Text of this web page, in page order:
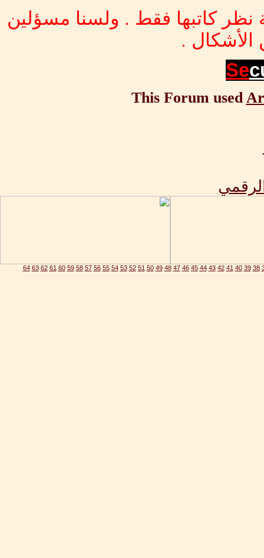
نظر كاتبها فقط . ولسنا مسؤلين
.
Se
This Forum used
38
39
40
41
42
43
44
45
46
47
48
49
50
51
52
53
54
55
56
57
58
59
60
61
62
63
64